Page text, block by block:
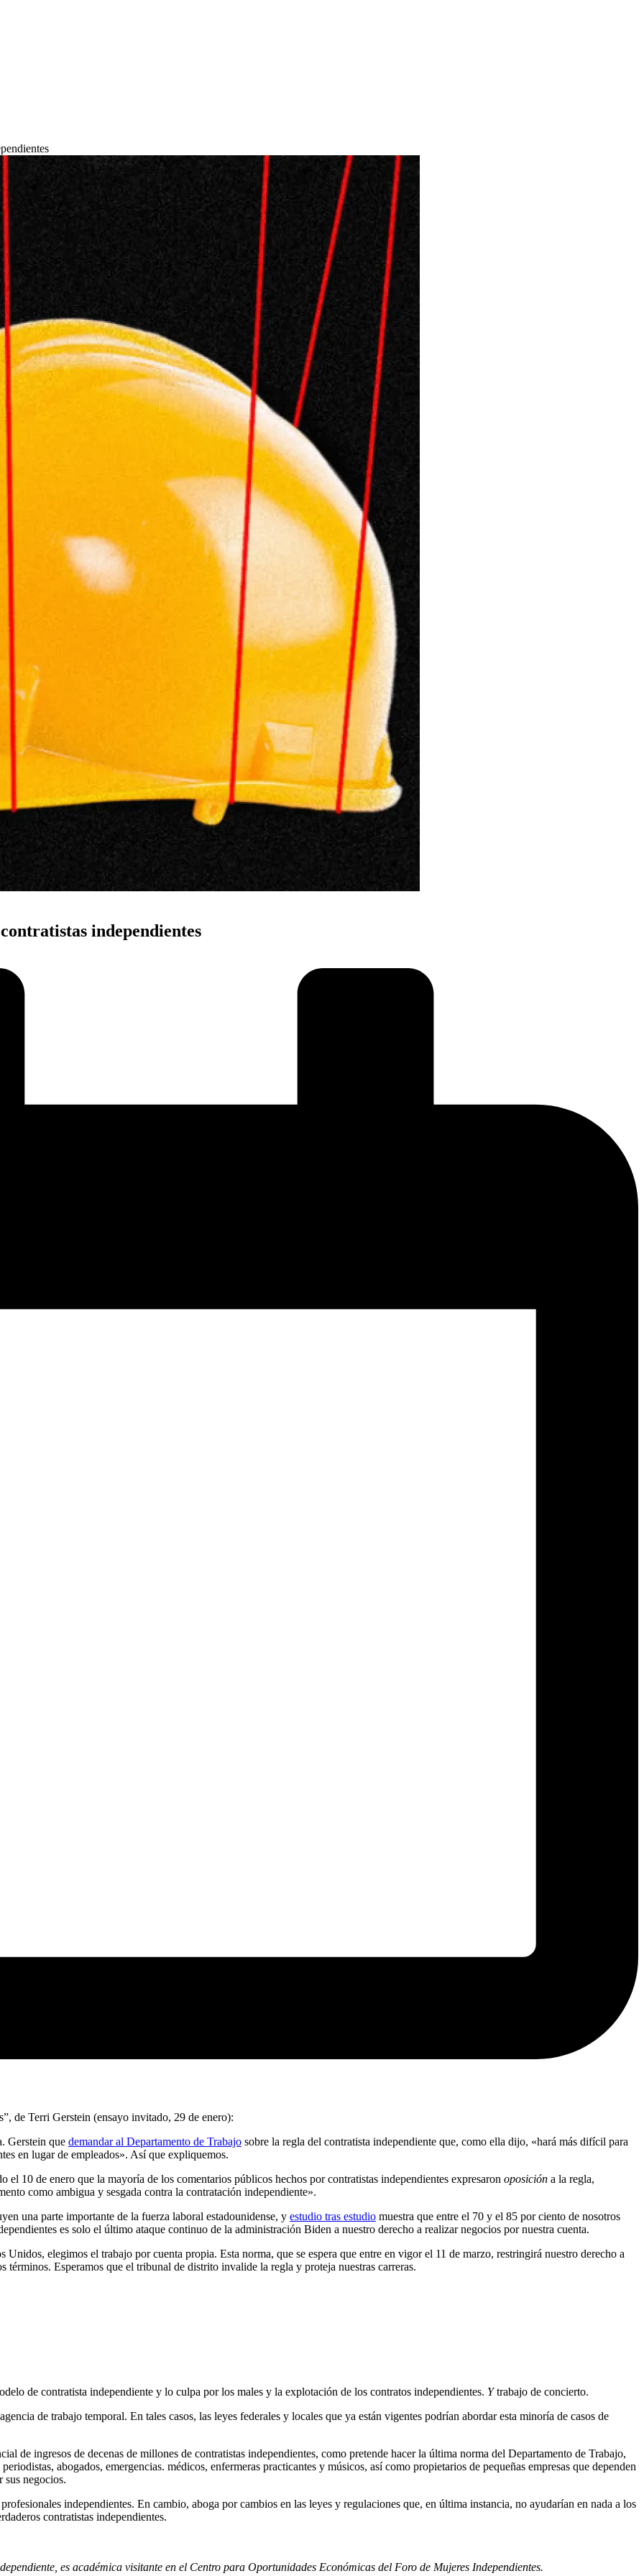
independientes
de Terri Gerstein (ensayo invitado, 29 de enero):
Gerstein que demandar al Departamento de Trabajo sobre la regla del contratista independiente que, como ella dijo, «hará más difícil para
en lugar de empleados». Así que expliquemos.
el 10 de enero que la mayoría de los comentarios públicos hechos por contratistas independientes expresaron oposición a la regla,
como ambigua y sesgada contra la contratación independiente».
una parte importante de la fuerza laboral estadounidense, y estudio tras estudio muestra que entre el 70 y el 85 por ciento de nosotros
es solo el último ataque continuo de la administración Biden a nuestro derecho a realizar negocios por nuestra cuenta.
elegimos el trabajo por cuenta propia. Esta norma, que se espera que entre en vigor el 11 de marzo, restringirá nuestro derecho a
términos. Esperamos que el tribunal de distrito invalide la regla y proteja nuestras carreras.
de contratista independiente y lo culpa por los males y la explotación de los contratos independientes. Ytrabajo de concierto.
de trabajo temporal. En tales casos, las leyes federales y locales que ya están vigentes podrían abordar esta minoría de casos de
de ingresos de decenas de millones de contratistas independientes, como pretende hacer la última norma del Departamento de Trabajo,
abogados, emergencias. médicos, enfermeras practicantes y músicos, así como propietarios de pequeñas empresas que dependen
sus negocios.
independientes. En cambio, aboga por cambios en las leyes y regulaciones que, en última instancia, no ayudarían en nada a los
contratistas independientes.
es académica visitante en el Centro para Oportunidades Económicas del Foro de Mujeres Independientes.